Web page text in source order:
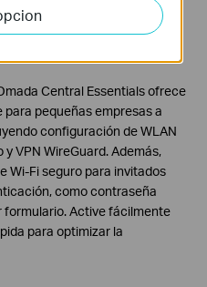
empresas con
Central Essentials ofrece
pequeñas empresas a
configuración de WLAN
VPN WireGuard. Además,
Wi-Fi seguro para invitados
como contraseña
formulario. Active fácilmente
para optimizar la